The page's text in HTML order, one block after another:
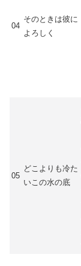
04
そのときは彼に
よろしく
05
どこよりも冷た
いこの水の底